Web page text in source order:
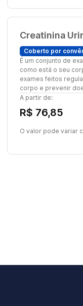
Creatinina
Coberto por
É um conjunto de
como está o seu
exames feitos
corpo e prevenir
A partir de:
R$ 76,85
O valor pode variar